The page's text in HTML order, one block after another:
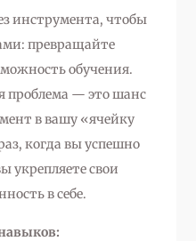
инструмента, чтобы
превращайте
обучения.
проблема — это шанс
в вашу «ячейку
когда вы успешно
укрепляете свои
в себе.